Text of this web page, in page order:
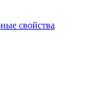
свойства